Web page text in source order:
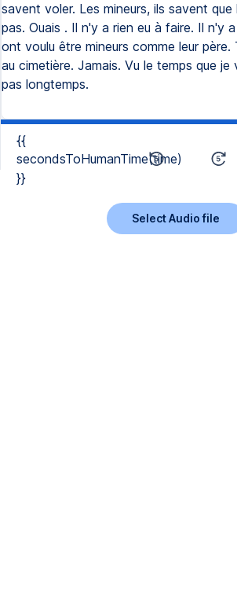
savent voler. Les mineurs, ils savent que
pas. Ouais . Il n'y a rien eu à faire. Il n'y
ont voulu être mineurs comme leur père.
au cimetière. Jamais. Vu le temps que je
pas longtemps.
{{
secondsToHumanTime(time)
}}
Select Audio file